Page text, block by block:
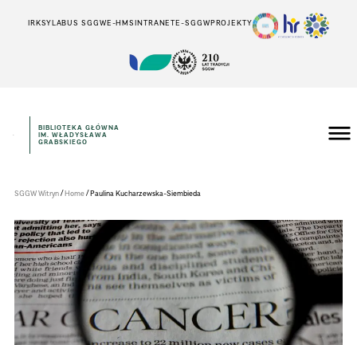
IRKSYLABUS SGGWE-HMSINTRANETE-SGGWPROJEKTY
Główna
w
BIBLIOTEKA GŁÓWNA
IM. WŁADYSŁAWA
GRABSKIEGO
SGGW Witryn/Home/Paulina Kucharzewska-Siembieda